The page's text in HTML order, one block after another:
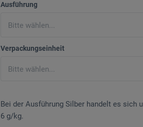
Ausführung
Verpackungseinheit
Bei der Ausführung Silber handelt es sich
6 g/kg.